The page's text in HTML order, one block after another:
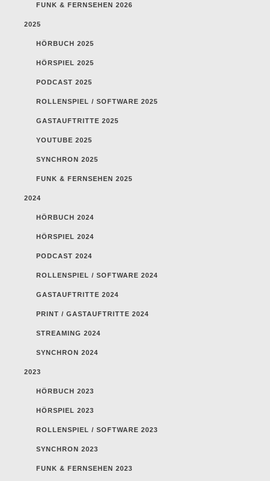
FUNK & FERNSEHEN 2026
2025
HÖRBUCH 2025
HÖRSPIEL 2025
PODCAST 2025
ROLLENSPIEL / SOFTWARE 2025
GASTAUFTRITTE 2025
YOUTUBE 2025
SYNCHRON 2025
FUNK & FERNSEHEN 2025
2024
HÖRBUCH 2024
HÖRSPIEL 2024
PODCAST 2024
ROLLENSPIEL / SOFTWARE 2024
GASTAUFTRITTE 2024
PRINT / GASTAUFTRITTE 2024
STREAMING 2024
SYNCHRON 2024
2023
HÖRBUCH 2023
HÖRSPIEL 2023
ROLLENSPIEL / SOFTWARE 2023
SYNCHRON 2023
FUNK & FERNSEHEN 2023